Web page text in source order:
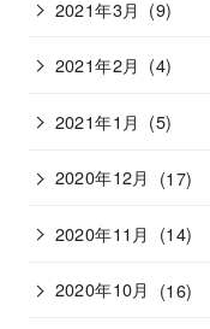
2021年3月 (9)
2021年2月 (4)
2021年1月 (5)
2020年12月 (17)
2020年11月 (14)
2020年10月 (16)